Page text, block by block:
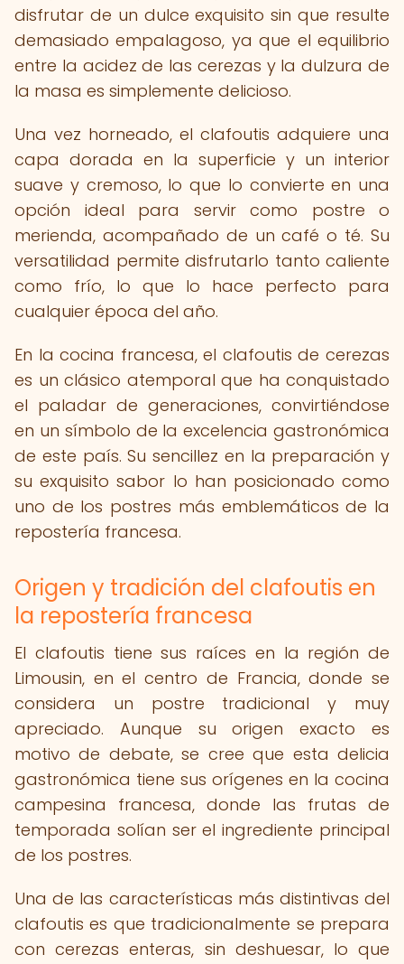
disfrutar de un dulce exquisito sin que resulte
demasiado empalagoso, ya que el equilibrio
entre la acidez de las cerezas y la dulzura de
la masa es simplemente delicioso.
Una vez horneado, el clafoutis adquiere una
capa dorada en la superficie y un interior
suave y cremoso, lo que lo convierte en una
opción ideal para servir como postre o
merienda, acompañado de un café o té. Su
versatilidad permite disfrutarlo tanto caliente
como frío, lo que lo hace perfecto para
cualquier época del año.
En la cocina francesa, el clafoutis de cerezas
es un clásico atemporal que ha conquistado
el paladar de generaciones, convirtiéndose
en un símbolo de la excelencia gastronómica
de este país. Su sencillez en la preparación y
su exquisito sabor lo han posicionado como
uno de los postres más emblemáticos de la
repostería francesa.
Origen y tradición del clafoutis en
la repostería francesa
El clafoutis tiene sus raíces en la región de
Limousin, en el centro de Francia, donde se
considera un postre tradicional y muy
apreciado. Aunque su origen exacto es
motivo de debate, se cree que esta delicia
gastronómica tiene sus orígenes en la cocina
campesina francesa, donde las frutas de
temporada solían ser el ingrediente principal
de los postres.
Una de las características más distintivas del
clafoutis es que tradicionalmente se prepara
con cerezas enteras, sin deshuesar, lo que